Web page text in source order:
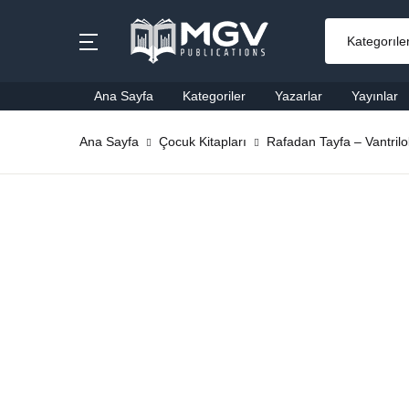
Ana Sayfa Kategoriler Yazarlar Yayınlar
Ana Sayfa
Ana Sayfa Çocuk Kitapları Rafadan Tayfa –